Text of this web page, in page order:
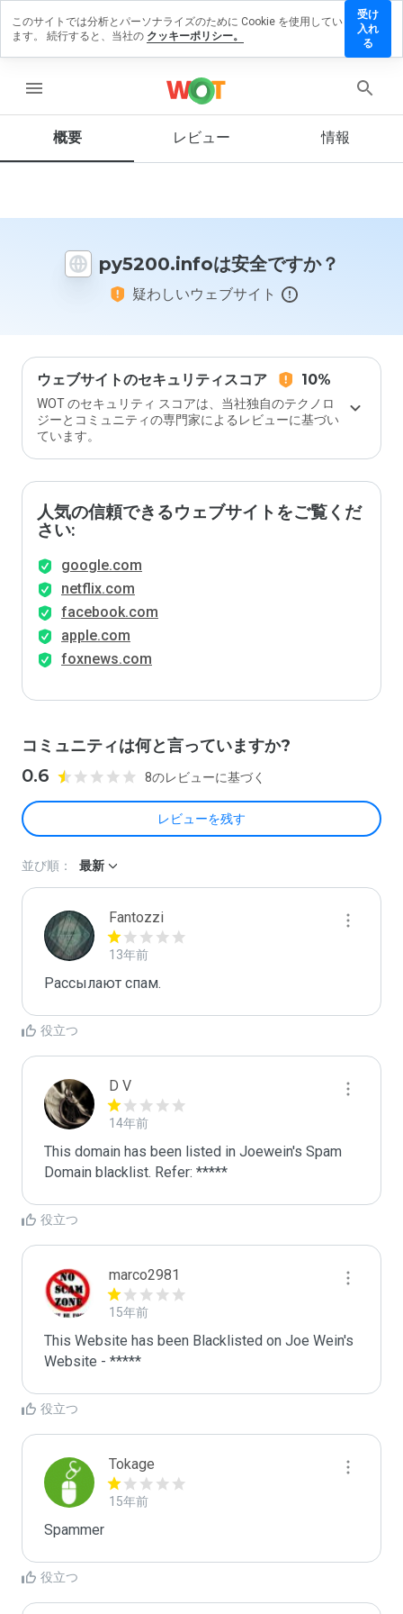
menu
概要 レビュー 情報
py5200.infoは安全ですか？
疑わしいウェブサイト
ウェブサイトのセキュリティスコア 10%
WOT のセキュリティ スコアは、当社独自のテクノロ
ジーとコミュニティの専門家によるレビューに基づい
ています。
人気の信頼できるウェブサイトをご覧くだ
さい:
google.com
netflix.com
facebook.com
apple.com
foxnews.com
コミュニティは何と言っていますか?
0.6 8のレビューに基づく
レビューを残す
ビュー
す
この
イト
価し
ます
か？
並び順： 最新
Fantozzi
13年前
Расcылают спам.
役立つ
D V
14年前
This domain has been listed in Joewein's Spam
Domain blacklist. Refer: *****
役立つ
marco2981
15年前
This Website has been Blacklisted on Joe Wein's
Website - *****
役立つ
Tokage
15年前
Spammer
役立つ
このサイトでは分析とパーソナライズのために Cookie を使用してい
ます。 続行すると、当社の クッキーポリシー。
受け
入れ
る